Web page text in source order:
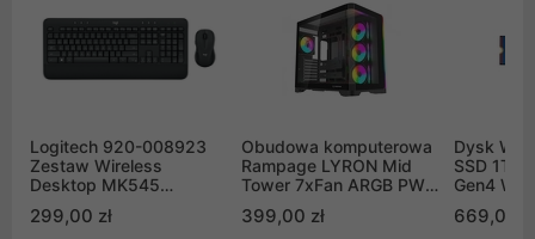
Logitech 920-008923
Zestaw Wireless
Desktop MK545
299,00 zł
Obudowa komputerowa
Rampage LYRON Mid
Tower 7xFan ARGB PWM
399,00 zł
Dysk WD
SSD 1TB
Gen4
669,00